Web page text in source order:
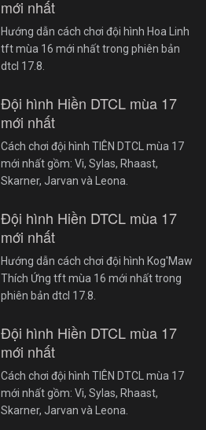
mới nhất
Hướng dẫn cách chơi đội hình Hoa Linh
tft mùa 16 mới nhất trong phiên bản
dtcl 17.8.
Đội hình Hiền DTCL mùa 17
mới nhất
Cách chơi đội hình TIÊN DTCL mùa 17
mới nhất gồm: Vi, Sylas, Rhaast,
Skarner, Jarvan và Leona.
Đội hình Hiền DTCL mùa 17
mới nhất
Hướng dẫn cách chơi đội hình Kog'Maw
Thích Ứng tft mùa 16 mới nhất trong
phiên bản dtcl 17.8.
Đội hình Hiền DTCL mùa 17
mới nhất
Cách chơi đội hình TIÊN DTCL mùa 17
mới nhất gồm: Vi, Sylas, Rhaast,
Skarner, Jarvan và Leona.